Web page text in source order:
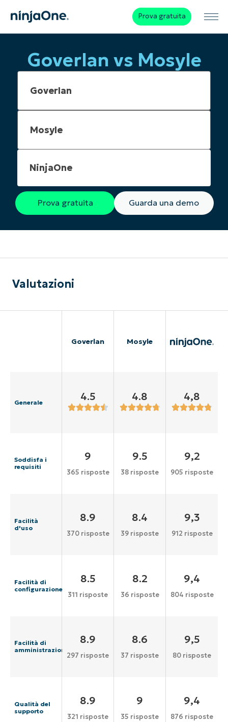
Prova gratuita
Goverlan vs Mosyle
NinjaOne
Prova gratuita Guarda una demo
Valutazioni
Goverlan Mosyle
Generale 4.5 4.8 4,8
Soddisfa i
requisiti
9
365 risposte
9.5
38 risposte
9,2
905 risposte
Facilità
d'uso
8.9
370 risposte
8.4
39 risposte
9,3
912 risposte
Facilità di
configurazione
8.5
311 risposte
8.2
36 risposte
9,4
804 risposte
Facilità di
amministrazione
8.9
297 risposte
8.6
37 risposte
9,5
80 risposte
Qualità del
supporto
8.9
321 risposte
9
35 risposte
9,4
876 risposte